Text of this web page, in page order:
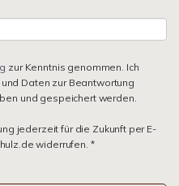
zur Kenntnis genommen. Ich
Daten zur Beantwortung
und gespeichert werden.
jederzeit für die Zukunft per E-
widerrufen. *